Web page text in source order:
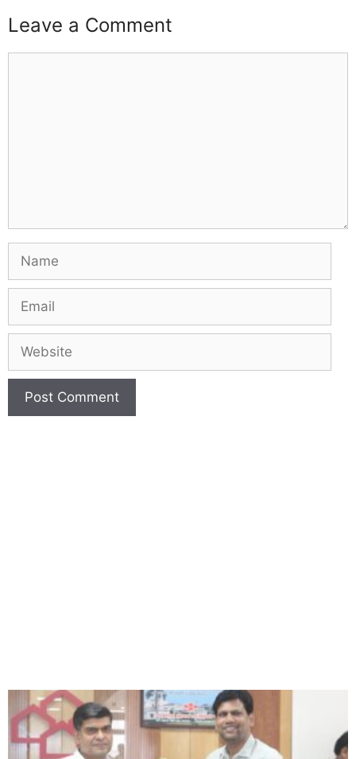
Leave a Comment